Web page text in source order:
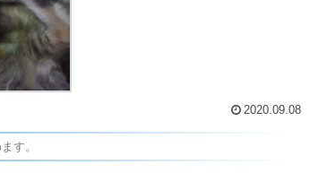
2020.09.08
す。